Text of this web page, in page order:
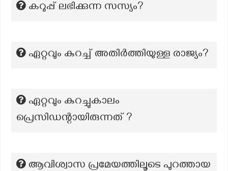
കറുപ്പ് ലഭിക്കുന്ന സസ്യം?
ഏറ്റവും കുറച്ച് അതിർത്തിയുള്ള രാജ്യം?
ഏറ്റവും കുറച്ചുകാലം
പ്രെസിഡന്റായിരുന്നത് ?
ആവിശ്വാസ പ്രമേയത്തിലൂടെ പുറത്തായ